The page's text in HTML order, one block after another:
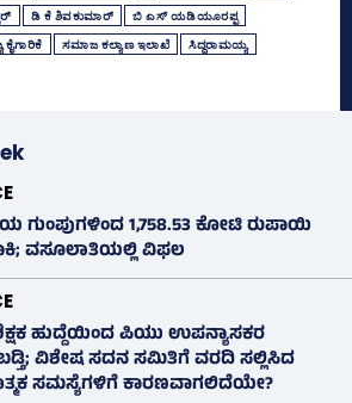
ಡಿ ಕೆ ಶಿವಕುಮಾರ್ ಬಿ ಎಸ್‌ ಯಡಿಯೂರಪ್ಪ
ಕೈಗಾರಿಕೆ ಸಮಾಜ ಕಲ್ಯಾಣ ಇಲಾಖೆ ಸಿದ್ದರಾಮಯ್ಯ
ಗುಂಪುಗಳಿಂದ 1,758.53 ಕೋಟಿ ರುಪಾಯಿ
ವಸೂಲಾತಿಯಲ್ಲಿ ವಿಫಲ
ಹುದ್ದೆಯಿಂದ ಪಿಯು ಉಪನ್ಯಾಸಕರ
ವಿಶೇಷ ಸದನ ಸಮಿತಿಗೆ ವರದಿ ಸಲ್ಲಿಸಿದ
ಸಮಸ್ಯೆಗಳಿಗೆ ಕಾರಣವಾಗಲಿದೆಯೇ?